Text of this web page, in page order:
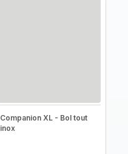
Companion XL - Bol tout
inox